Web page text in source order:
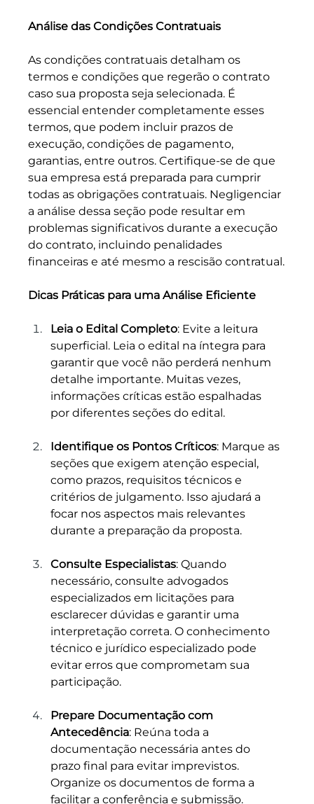
Análise das Condições Contratuais
As condições contratuais detalham os
termos e condições que regerão o contrato
caso sua proposta seja selecionada. É
essencial entender completamente esses
termos, que podem incluir prazos de
execução, condições de pagamento,
garantias, entre outros. Certifique-se de que
sua empresa está preparada para cumprir
todas as obrigações contratuais. Negligenciar
a análise dessa seção pode resultar em
problemas significativos durante a execução
do contrato, incluindo penalidades
financeiras e até mesmo a rescisão contratual.
Dicas Práticas para uma Análise Eficiente
Leia o Edital Completo: Evite a leitura
superficial. Leia o edital na íntegra para
garantir que você não perderá nenhum
detalhe importante. Muitas vezes,
informações críticas estão espalhadas
por diferentes seções do edital.
Identifique os Pontos Críticos: Marque as
seções que exigem atenção especial,
como prazos, requisitos técnicos e
critérios de julgamento. Isso ajudará a
focar nos aspectos mais relevantes
durante a preparação da proposta.
Consulte Especialistas: Quando
necessário, consulte advogados
especializados em licitações para
esclarecer dúvidas e garantir uma
interpretação correta. O conhecimento
técnico e jurídico especializado pode
evitar erros que comprometam sua
participação.
Prepare Documentação com
Antecedência: Reúna toda a
documentação necessária antes do
prazo final para evitar imprevistos.
Organize os documentos de forma a
facilitar a conferência e submissão.